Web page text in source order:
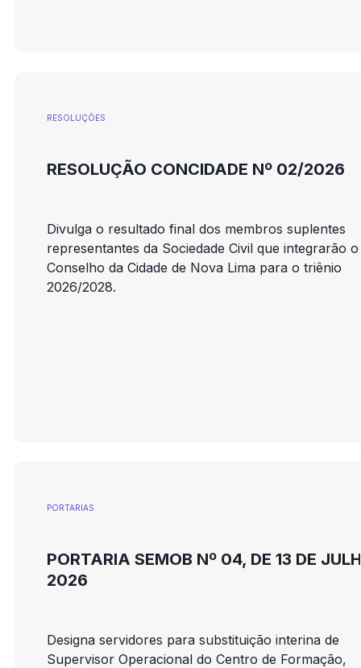
RESOLUÇÕES
RESOLUÇÃO CONCIDADE Nº 02/2026
Divulga o resultado final dos membros suplentes
representantes da Sociedade Civil que integrarão o
Conselho da Cidade de Nova Lima para o triênio
2026/2028.
PORTARIAS
PORTARIA SEMOB Nº 04, DE 13 DE
2026
Designa servidores para substituição interina de
Supervisor Operacional do Centro de Formação,